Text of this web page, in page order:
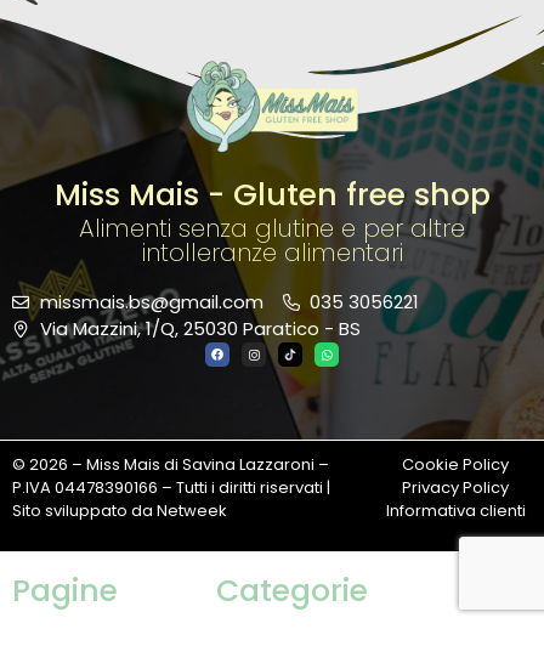
Miss Mais - Gluten free shop
Alimenti senza glutine e per altre
intolleranze alimentari
missmais.bs@gmail.com
035 3056221
Via Mazzini, 1/Q, 25030 Paratico - BS
© 2026 – Miss Mais di Savina Lazzaroni –
P.IVA 04478390166 – Tutti i diritti riservati |
Sito sviluppato da Netweek
Cookie Policy
Privacy Policy
Informativa clienti
Pagine Categorie